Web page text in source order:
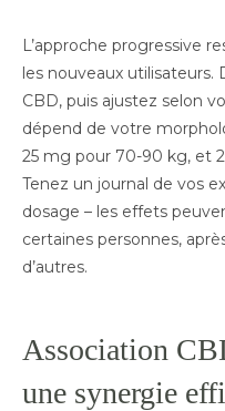
L’approche progressive
les nouveaux utilisateurs.
CBD, puis ajustez selon
dépend de votre
25 mg pour 70-90 kg, et
Tenez un journal de vos
dosage – les effets
certaines personnes,
d’autres.
Association
une synergie